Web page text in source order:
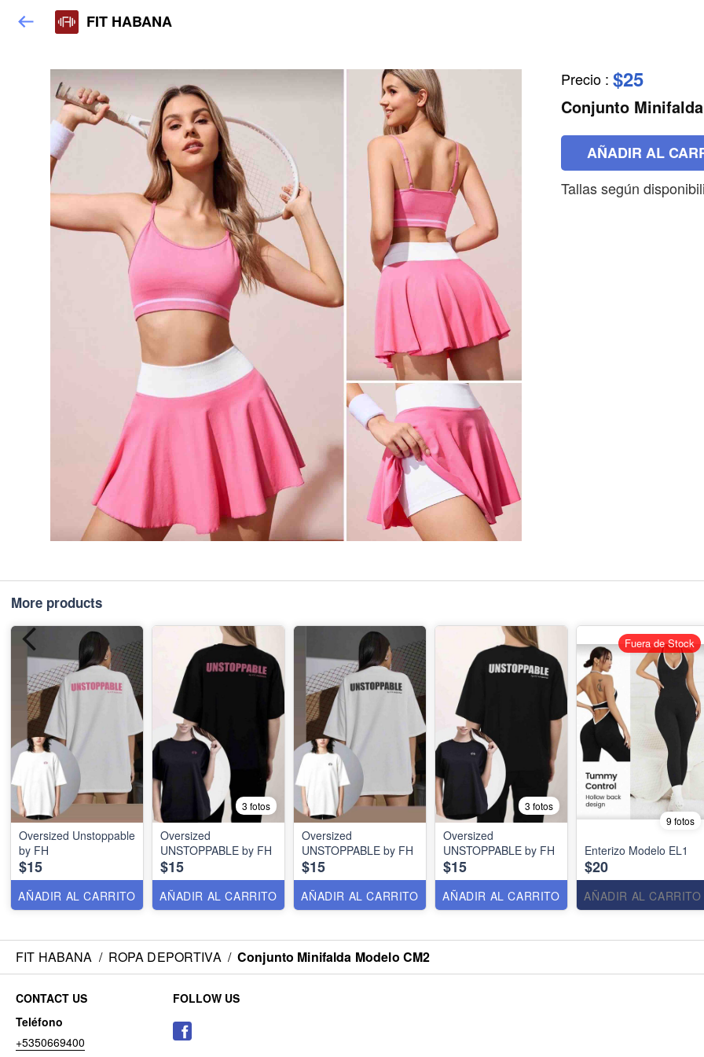
FIT HABANA
Precio : $25
Conjunto
AÑADIR AL
Tallas según
More products
Oversized Unstoppable
by FH
$15
AÑADIR AL CARRITO
3 fotos
Oversized
UNSTOPPABLE by FH
$15
AÑADIR AL CARRITO
Oversized
UNSTOPPABLE by FH
$15
AÑADIR AL CARRITO
3 fotos
Oversized
UNSTOPPABLE by FH
$15
AÑADIR AL CARRITO
9 fotos
Enterizo Modelo EL1
$20
AÑADIR AL CARRITO
Fuera de Stock
FIT HABANA / ROPA DEPORTIVA / Conjunto Minifalda Modelo CM2
CONTACT US
Teléfono
+5350669400
FOLLOW US